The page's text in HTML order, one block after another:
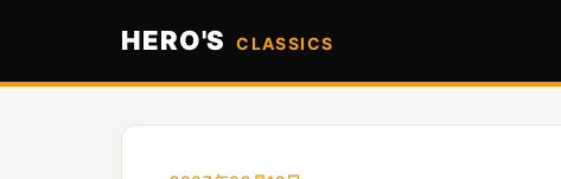
HERO'S CLASSICS